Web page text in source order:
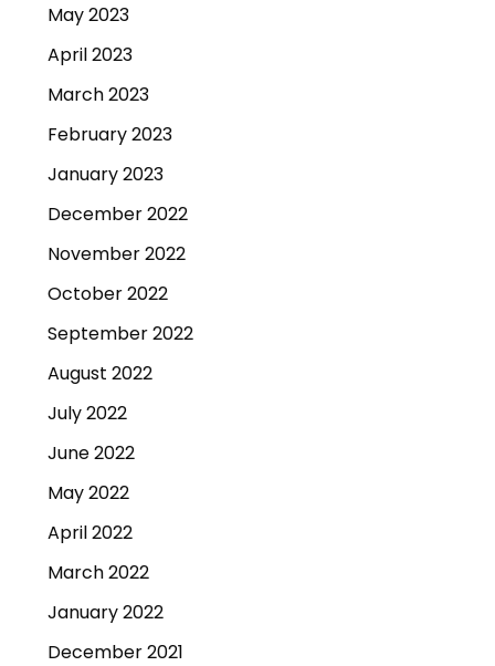
May 2023
April 2023
March 2023
February 2023
January 2023
December 2022
November 2022
October 2022
September 2022
August 2022
July 2022
June 2022
May 2022
April 2022
March 2022
January 2022
December 2021